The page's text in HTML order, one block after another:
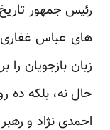
رئیس جمهور
های عباس غفاری
زبان بازجویان
حال نه، بلکه ده
احمدی نژاد و